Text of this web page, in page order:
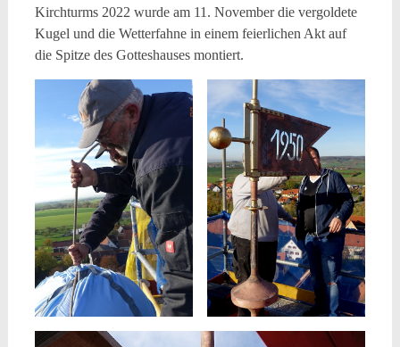
Kirchturms 2022 wurde am 11. November die vergoldete
Kugel und die Wetterfahne in einem feierlichen Akt auf
die Spitze des Gotteshauses montiert.